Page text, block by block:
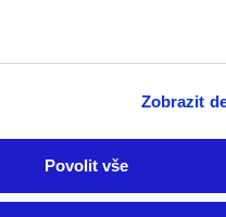
Zobrazit
Povolit vše
Belgie
/ Drama
Komedie